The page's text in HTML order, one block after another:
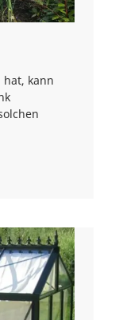
hat, kann